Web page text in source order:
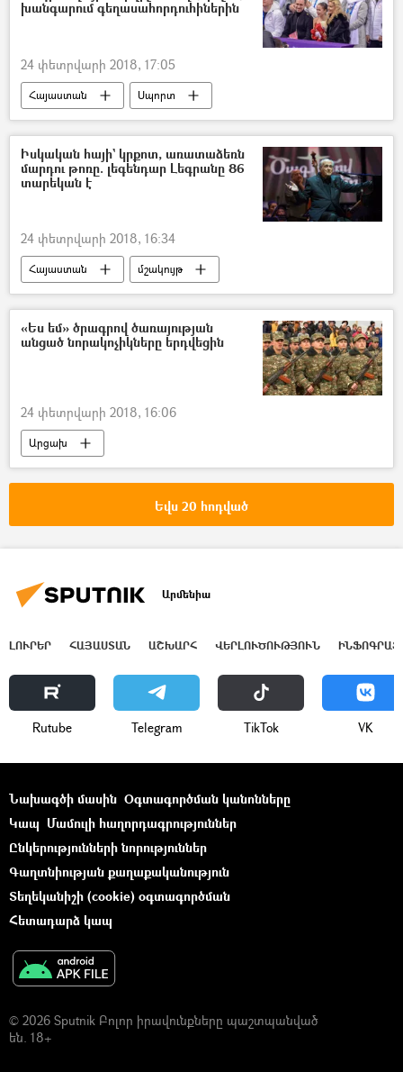
խանգարում գեղասահորդուհիներին
24 փետրվարի 2018, 17:05
Հայաստան Սպորտ
Իսկական հայի` կրքոտ, առատաձեռն
մարդու թոռը. լեգենդար Լեգրանը 86
տարեկան է
24 փետրվարի 2018, 16:34
Հայաստան մշակույթ
«Ես եմ» ծրագրով ծառայության
անցած նորակոչիկները երդվեցին
24 փետրվարի 2018, 16:06
Արցախ
Եվս 20 հոդված
Արմենիա
ԼՈՒՐԵՐ ՀԱՅԱՍՏԱՆ ԱՇԽԱՐՀ ՎԵՐԼՈՒԾՈՒԹՅՈՒՆ
Rutube Telegram ТikТоk VK
Նախագծի մասին Օգտագործման կանոնները
Կապ Մամուլի հաղորդագրություններ
Ընկերությունների նորություններ
Գաղտնիության քաղաքականություն
Տեղեկանիշի (cookie) օգտագործման
Հետադարձ կապ
© 2026 Sputnik Բոլոր իրավունքները պաշտպանված
են. 18+